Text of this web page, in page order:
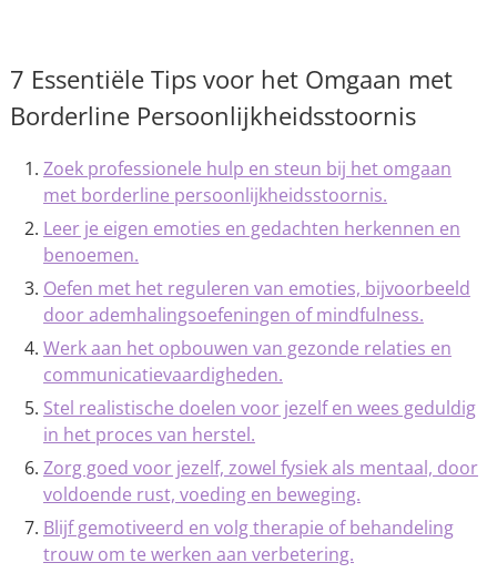
7 Essentiële Tips voor het Omgaan met
Borderline Persoonlijkheidsstoornis
Zoek professionele hulp en steun bij het omgaan
met borderline persoonlijkheidsstoornis.
Leer je eigen emoties en gedachten herkennen en
benoemen.
Oefen met het reguleren van emoties, bijvoorbeeld
door ademhalingsoefeningen of mindfulness.
Werk aan het opbouwen van gezonde relaties en
communicatievaardigheden.
Stel realistische doelen voor jezelf en wees geduldig
in het proces van herstel.
Zorg goed voor jezelf, zowel fysiek als mentaal, door
voldoende rust, voeding en beweging.
Blijf gemotiveerd en volg therapie of behandeling
trouw om te werken aan verbetering.